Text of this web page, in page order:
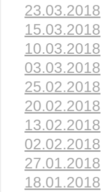
23.03.2018
15.03.2018
10.03.2018
03.03.2018
25.02.2018
20.02.2018
13.02.2018
02.02.2018
27.01.2018
18.01.2018